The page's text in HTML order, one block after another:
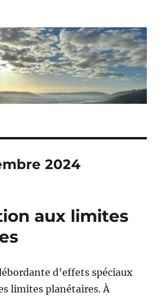
2024
aux limites
d’effets spéciaux
limites planétaires. À